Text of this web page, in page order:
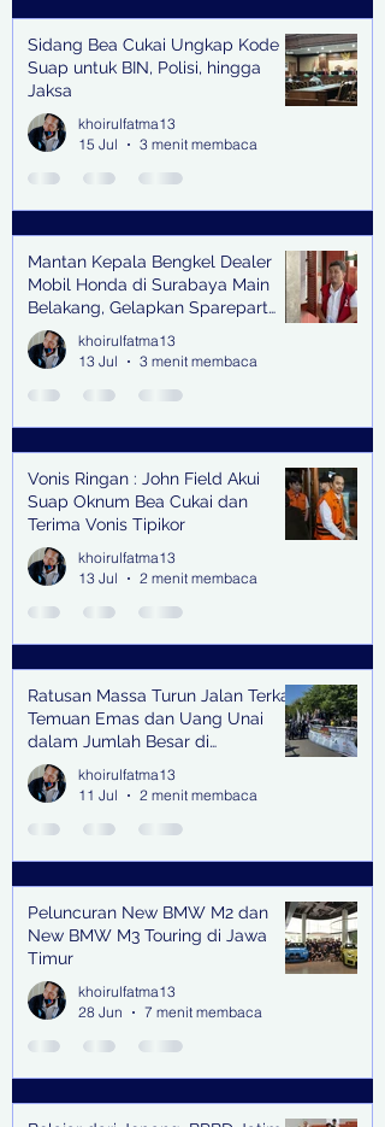
Sidang Bea Cukai Ungkap Kode
Suap untuk BIN, Polisi, hingga
Jaksa
khoirulfatma13
15 Jul
3 menit membaca
Mantan Kepala Bengkel Dealer
Mobil Honda di Surabaya Main
Belakang, Gelapkan Sparepart
Senilai Rp 1,9 Miliar
khoirulfatma13
13 Jul
3 menit membaca
Vonis Ringan : John Field Akui
Suap Oknum Bea Cukai dan
Terima Vonis Tipikor
khoirulfatma13
13 Jul
2 menit membaca
Ratusan Massa Turun Jalan Terkait
Temuan Emas dan Uang Unai
dalam Jumlah Besar di
Lingkungan Jampidsus Kejaksaan
Agung RI di Jakarta
khoirulfatma13
11 Jul
2 menit membaca
Peluncuran New BMW M2 dan
New BMW M3 Touring di Jawa
Timur
khoirulfatma13
28 Jun
7 menit membaca